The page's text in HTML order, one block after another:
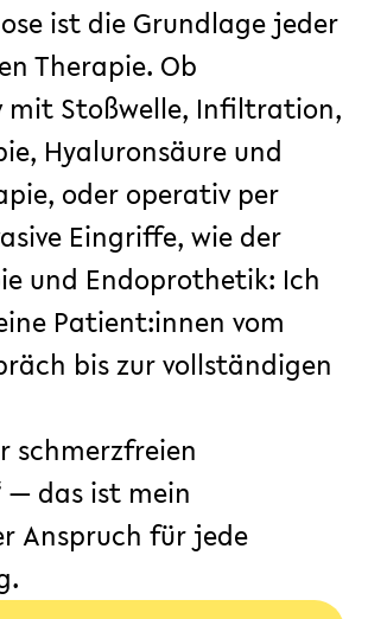
ist die Grundlage jeder
Therapie. Ob
mit Stoßwelle, Infiltration,
Hyaluronsäure und
oder operativ per
Eingriffe, wie der
und Endoprothetik: Ich
Patient:innen vom
bis zur vollständigen
schmerzfreien
— das ist mein
Anspruch für jede